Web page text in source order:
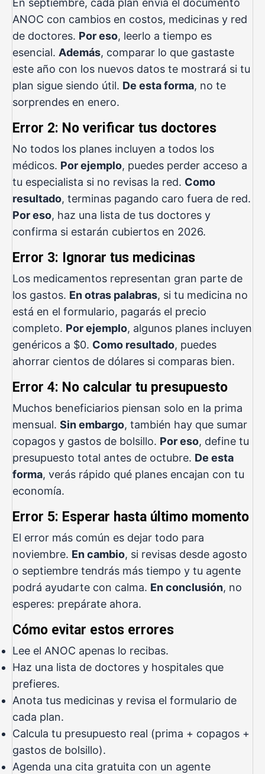
En septiembre, cada plan envía el documento
ANOC con cambios en costos, medicinas y red
de doctores. Por eso, leerlo a tiempo es
esencial. Además, comparar lo que gastaste
este año con los nuevos datos te mostrará si tu
plan sigue siendo útil. De esta forma, no te
sorprendes en enero.
Error 2: No verificar tus doctores
No todos los planes incluyen a todos los
médicos. Por ejemplo, puedes perder acceso a
tu especialista si no revisas la red. Como
resultado, terminas pagando caro fuera de red.
Por eso, haz una lista de tus doctores y
confirma si estarán cubiertos en 2026.
Error 3: Ignorar tus medicinas
Los medicamentos representan gran parte de
los gastos. En otras palabras, si tu medicina no
está en el formulario, pagarás el precio
completo. Por ejemplo, algunos planes incluyen
genéricos a $0. Como resultado, puedes
ahorrar cientos de dólares si comparas bien.
Error 4: No calcular tu presupuesto
Muchos beneficiarios piensan solo en la prima
mensual. Sin embargo, también hay que sumar
copagos y gastos de bolsillo. Por eso, define tu
presupuesto total antes de octubre. De esta
forma, verás rápido qué planes encajan con tu
economía.
Error 5: Esperar hasta último momento
El error más común es dejar todo para
noviembre. En cambio, si revisas desde agosto
o septiembre tendrás más tiempo y tu agente
podrá ayudarte con calma. En conclusión, no
esperes: prepárate ahora.
Cómo evitar estos errores
Lee el ANOC apenas lo recibas.
Haz una lista de doctores y hospitales que
prefieres.
Anota tus medicinas y revisa el formulario de
cada plan.
Calcula tu presupuesto real (prima + copagos +
gastos de bolsillo).
Agenda una cita gratuita con un agente